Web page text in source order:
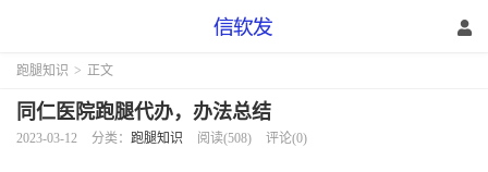
跑腿知识 > 正文
同仁医院跑腿代办，办法总结
2023-03-12 分类： 跑腿知识 阅读(508) 评论(0)